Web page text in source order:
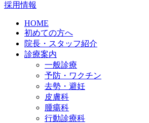
採用情報
HOME
初めての方へ
院長・スタッフ紹介
診療案内
一般診療
予防・ワクチン
去勢・避妊
皮膚科
腫瘍科
行動診療科